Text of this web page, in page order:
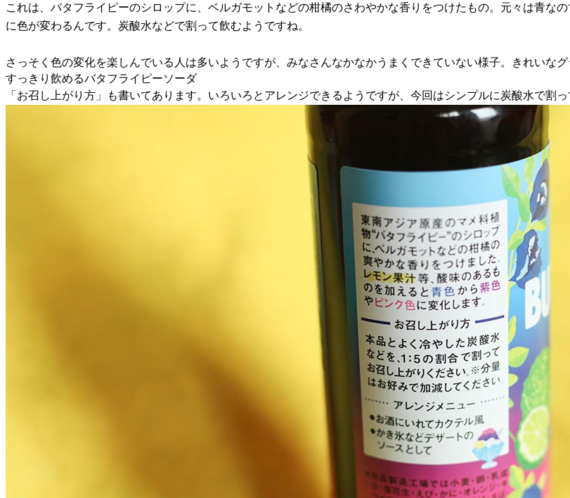
これは、バタフライピーのシロップに、ベルガモットなどの柑橘のさわやかな香りをつけたもの。元々は青な
に色が変わるんです。炭酸水などで割って飲むようですね。
さっそく色の変化を楽しんでいる人は多いようですが、みなさんなかなかうまくできていない様子。きれいな
すっきり飲めるバタフライピーソーダ
「お召し上がり方」も書いてあります。いろいろとアレンジできるようですが、今回はシンプルに炭酸水で割っ